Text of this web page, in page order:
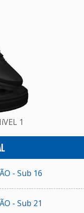
1
- Sub 16
- Sub 21